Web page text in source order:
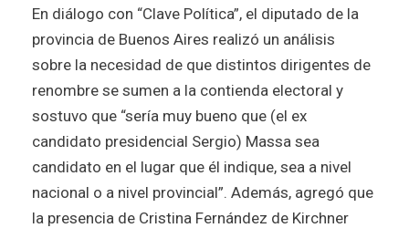
En diálogo con “Clave Política”, el diputado de la
provincia de Buenos Aires realizó un análisis
sobre la necesidad de que distintos dirigentes de
renombre se sumen a la contienda electoral y
sostuvo que “sería muy bueno que (el ex
candidato presidencial Sergio) Massa sea
candidato en el lugar que él indique, sea a nivel
nacional o a nivel provincial”. Además, agregó que
la presencia de Cristina Fernández de Kirchner